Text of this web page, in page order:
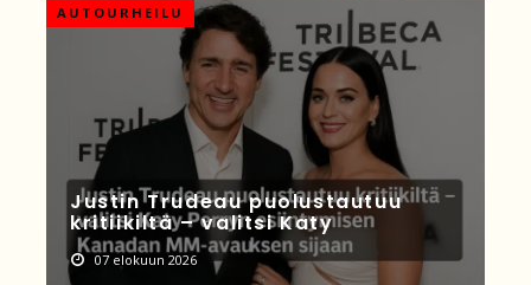
AUTOURHEILU
Justin Trudeau puolustautuu
kritiikiltä – valitsi Katy
07 elokuun 2026